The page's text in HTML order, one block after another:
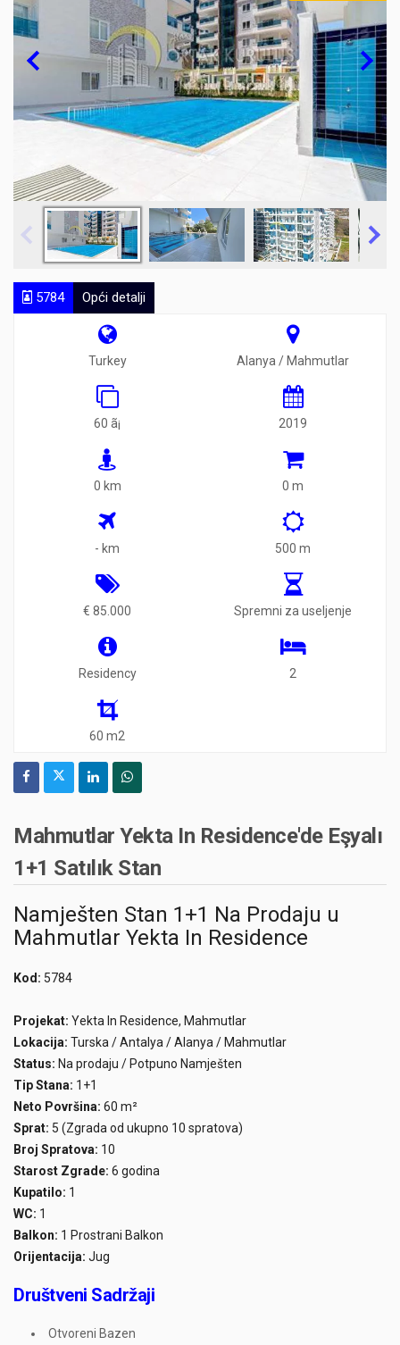
5784 Opći detalji
Turkey Alanya / Mahmutlar
60 ã¡ 2019
0 km 0 m
- km 500 m
€ 85.000 Spremni za useljenje
Residency 2
60 m2
Mahmutlar Yekta In Residence'de Eşyalı
1+1 Satılık Stan
Namješten Stan 1+1 Na Prodaju u
Mahmutlar Yekta In Residence
Kod: 5784
Projekat: Yekta In Residence, Mahmutlar
Lokacija: Turska / Antalya / Alanya / Mahmutlar
Status: Na prodaju / Potpuno Namješten
Tip Stana: 1+1
Neto Površina: 60 m²
Sprat: 5 (Zgrada od ukupno 10 spratova)
Broj Spratova: 10
Starost Zgrade: 6 godina
Kupatilo: 1
WC: 1
Balkon: 1 Prostrani Balkon
Orijentacija: Jug
Društveni Sadržaji
Otvoreni Bazen